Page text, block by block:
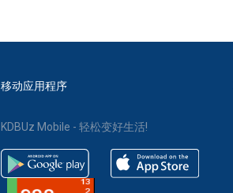
移动应用程序
KDBUz Mobile - 轻松变好生活!